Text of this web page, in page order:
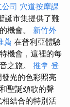
司 穴道按摩課
誕市集提供了難
機會。 新竹外
薦 在普利亞體驗
機會，這裡的每
之旅。 推拿 登
光的色彩照亮
聖誕頌歌的聲
結合的特別活